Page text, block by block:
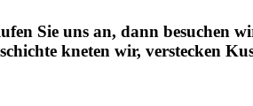
Sie uns an, dann besuchen
kneten wir, verstecken